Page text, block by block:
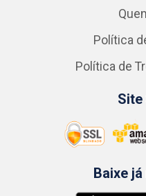
Política
Política de
Site
Baixe